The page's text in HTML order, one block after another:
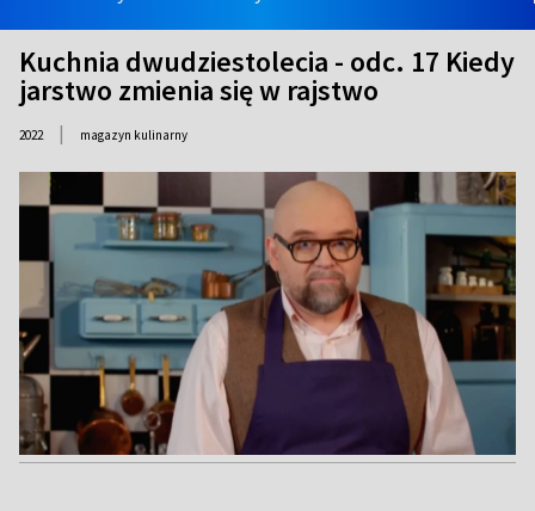
Kuchnia dwudziestolecia - odc. 17 Kiedy
jarstwo zmienia się w rajstwo
2022 | magazyn kulinarny